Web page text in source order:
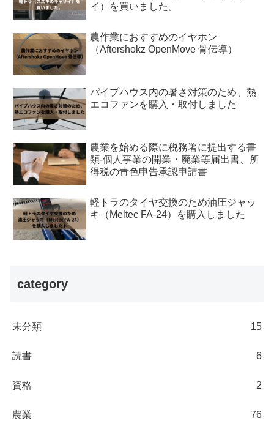
イ）を買いました。
農作業におすすめのイヤホン
（Aftershokz OpenMove 骨伝導）
パイプハウス内の暑さ対策のため、熱
エコファンを購入・取付しました
農業を始める際に税務署に提出する書
類-個人事業の開業・廃業等届出書、所
得税の青色申告承認申請書
軽トラのタイヤ交換のため油圧ジャッ
キ（Meltec FA-24）を購入しました
category
未分類 15
読書 6
資格 2
農業 76